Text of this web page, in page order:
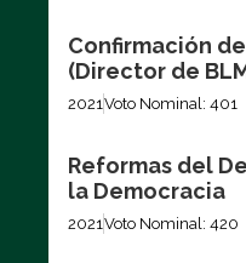
Confirmación
(Director de
2021Voto Nominal: 401
Reformas del
la Democracia
2021Voto Nominal: 420